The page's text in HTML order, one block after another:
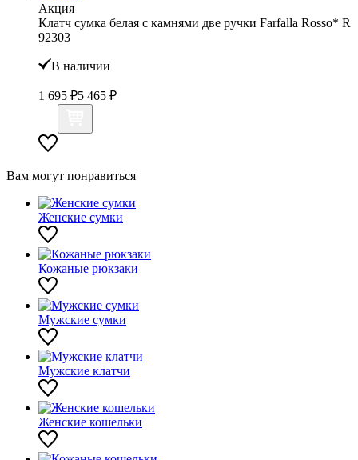
Акция
Клатч сумка белая с камнями две ручки Farfalla Rosso* R
92303
В наличии
1 695 ₽5 465 ₽
Вам могут понравиться
Женские сумки
Кожаные рюкзаки
Мужские сумки
Мужские клатчи
Женские кошельки